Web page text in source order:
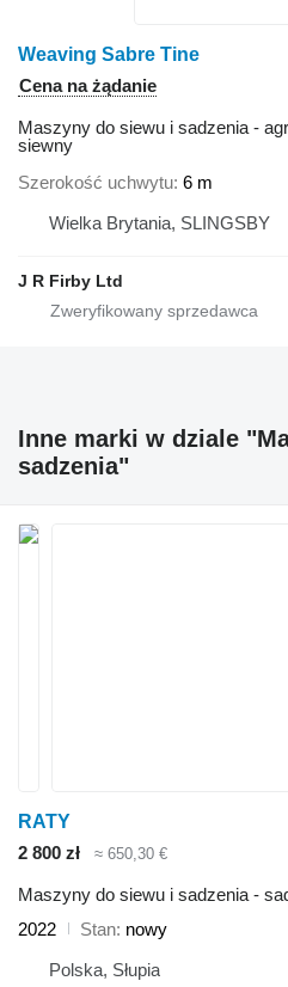
Weaving Sabre Tine
Cena na żądanie
Maszyny do siewu i sadzenia -
siewny
Szerokość uchwytu 6 m
Wielka Brytania, SLINGSBY
J R Firby Ltd
Inne marki w dziale
sadzenia"
RATY
2 800 zł
≈ 650,30 €
Maszyny do siewu i sadzenia -
2022
Stan nowy
Polska, Słupia